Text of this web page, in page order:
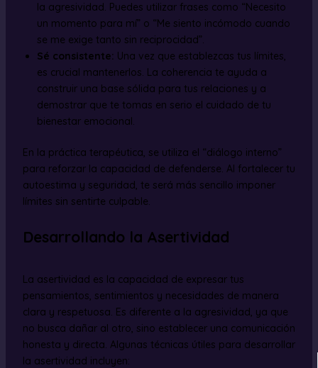
la agresividad. Puedes utilizar frases como “Necesito
un momento para mí” o “Me siento incómodo cuando
se me exige tanto sin reciprocidad”.
Sé consistente: Una vez que establezcas tus límites,
es crucial mantenerlos. La coherencia te ayuda a
construir una base sólida para tus relaciones y a
demostrar que te tomas en serio el cuidado de tu
bienestar emocional.
En la práctica terapéutica, se utiliza el “diálogo interno”
para reforzar la capacidad de defenderse. Al fortalecer tu
autoestima y seguridad, te será más sencillo imponer
límites sin sentirte culpable.
Desarrollando la Asertividad
La asertividad es la capacidad de expresar tus
pensamientos, sentimientos y necesidades de manera
clara y respetuosa. Es diferente a la agresividad, ya que
no busca dañar al otro, sino establecer una comunicación
honesta y directa. Algunas técnicas útiles para desarrollar
la asertividad incluyen: